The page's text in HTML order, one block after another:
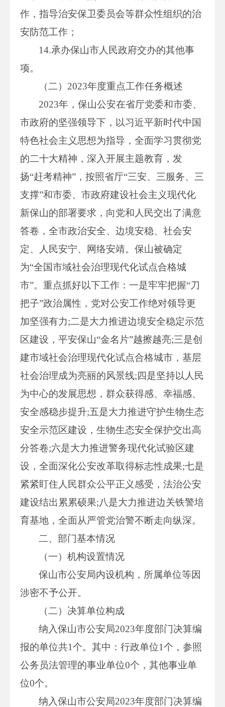
作，指导治安保卫委员会等群众性组织的治
安防范工作；
14.承办保山市人民政府交办的其他事
项。
（二）2023年度重点工作任务概述
2023年，保山公安在省厅党委和市委、
市政府的坚强领导下，以习近平新时代中国
特色社会主义思想为指导，全面学习贯彻党
的二十大精神，深入开展主题教育，发
扬“赶考精神”，按照省厅“三安、三服务、三
支撑”和市委、市政府建设社会主义现代化
新保山的部署要求，向党和人民交出了满意
答卷，全市政治安全、边境安稳、社会安
定、人民安宁、网络安靖。保山被确定
为“全国市域社会治理现代化试点合格城
市”。重点抓好以下工作：一是牢牢把握“刀
把子”政治属性，党对公安工作绝对领导更
加坚强有力;二是大力推进边境安全稳定示范
区建设，平安保山“金名片”越擦越亮;三是创
建市域社会治理现代化试点合格城市，基层
社会治理成为亮丽的风景线;四是坚持以人民
为中心的发展思想，群众获得感、幸福感、
安全感稳步提升;五是大力推进守护生物生态
安全示范区建设，生物生态安全保护交出高
分答卷;六是大力推进警务现代化试验区建
设，全面深化公安改革取得标志性成果;七是
紧紧盯住人民群众公平正义感受，法治公安
建设结出累累硕果;八是大力推进边关铁警培
育基地，全面从严管党治警不断走向纵深。
二、部门基本情况
（一）机构设置情况
保山市公安局内设机构，所属单位等因
涉密不予公开。
（二）决算单位构成
纳入保山市公安局2023年度部门决算编
报的单位共1个。其中：行政单位1个，参照
公务员法管理的事业单位0个，其他事业单
位0个。
纳入保山市公安局2023年度部门决算编